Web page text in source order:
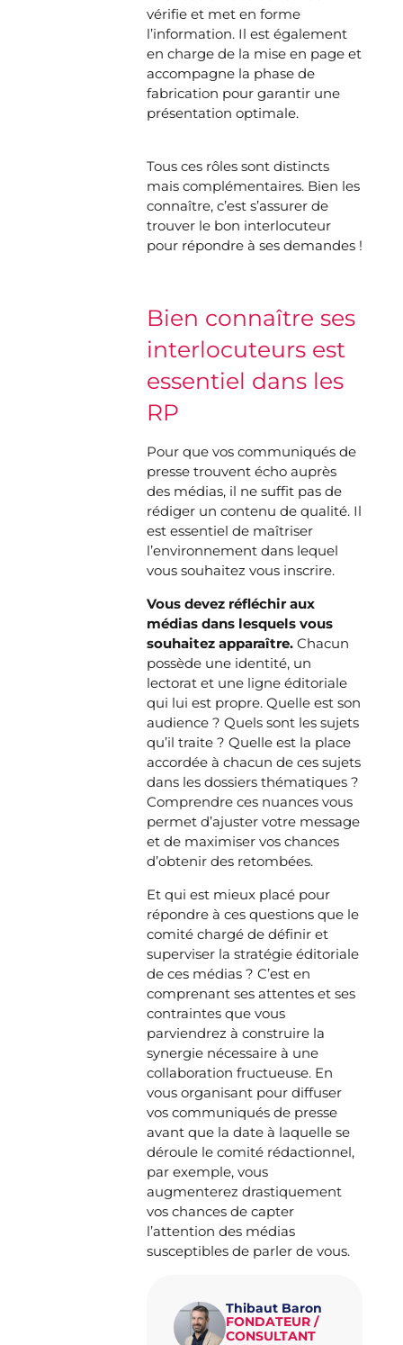
vérifie et met en forme
l’information. Il est également
en charge de la mise en page et
accompagne la phase de
fabrication pour garantir une
présentation optimale.
Tous ces rôles sont distincts
mais complémentaires. Bien les
connaître, c’est s’assurer de
trouver le bon interlocuteur
pour répondre à ses demandes !
Bien connaître ses
interlocuteurs est
essentiel dans les
RP
Pour que vos communiqués de
presse trouvent écho auprès
des médias, il ne suffit pas de
rédiger un contenu de qualité. Il
est essentiel de maîtriser
l’environnement dans lequel
vous souhaitez vous inscrire.
Vous devez réfléchir aux
médias dans lesquels vous
souhaitez apparaître. Chacun
possède une identité, un
lectorat et une ligne éditoriale
qui lui est propre. Quelle est son
audience ? Quels sont les sujets
qu’il traite ? Quelle est la place
accordée à chacun de ces sujets
dans les dossiers thématiques ?
Comprendre ces nuances vous
permet d’ajuster votre message
et de maximiser vos chances
d’obtenir des retombées.
Et qui est mieux placé pour
répondre à ces questions que le
comité chargé de définir et
superviser la stratégie éditoriale
de ces médias ? C’est en
comprenant ses attentes et ses
contraintes que vous
parviendrez à construire la
synergie nécessaire à une
collaboration fructueuse. En
vous organisant pour diffuser
vos communiqués de presse
avant que la date à laquelle se
déroule le comité rédactionnel,
par exemple, vous
augmenterez drastiquement
vos chances de capter
l’attention des médias
susceptibles de parler de vous.
Thibaut Baron
FONDATEUR /
CONSULTANT